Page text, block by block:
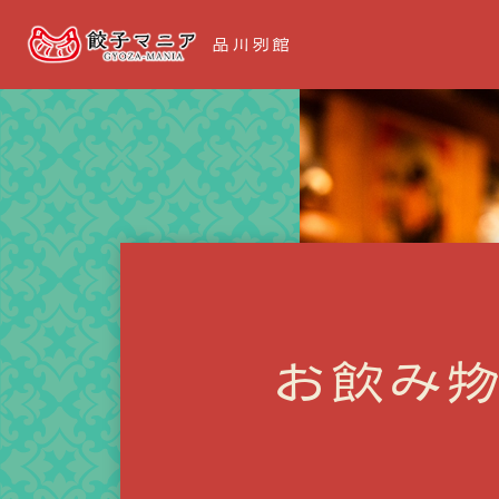
品川別館
お飲み